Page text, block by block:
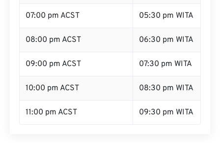
07:00 pm ACST 05:30 pm WITA
08:00 pm ACST 06:30 pm WITA
09:00 pm ACST 07:30 pm WITA
10:00 pm ACST 08:30 pm WITA
11:00 pm ACST 09:30 pm WITA